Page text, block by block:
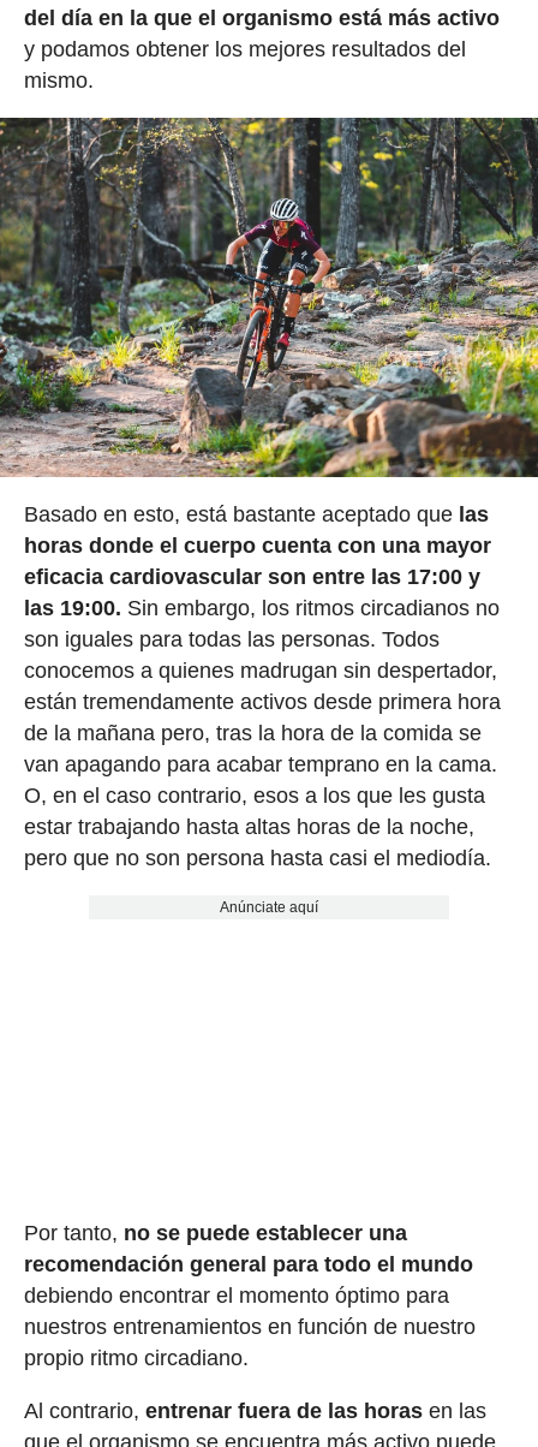
del día en la que el organismo está más activo
y podamos obtener los mejores resultados del
mismo.
Basado en esto, está bastante aceptado que las
horas donde el cuerpo cuenta con una mayor
eficacia cardiovascular son entre las 17:00 y
las 19:00. Sin embargo, los ritmos circadianos no
son iguales para todas las personas. Todos
conocemos a quienes madrugan sin despertador,
están tremendamente activos desde primera hora
de la mañana pero, tras la hora de la comida se
van apagando para acabar temprano en la cama.
O, en el caso contrario, esos a los que les gusta
estar trabajando hasta altas horas de la noche,
pero que no son persona hasta casi el mediodía.
Anúnciate aquí
Por tanto, no se puede establecer una
recomendación general para todo el mundo
debiendo encontrar el momento óptimo para
nuestros entrenamientos en función de nuestro
propio ritmo circadiano.
Al contrario, entrenar fuera de las horasen las